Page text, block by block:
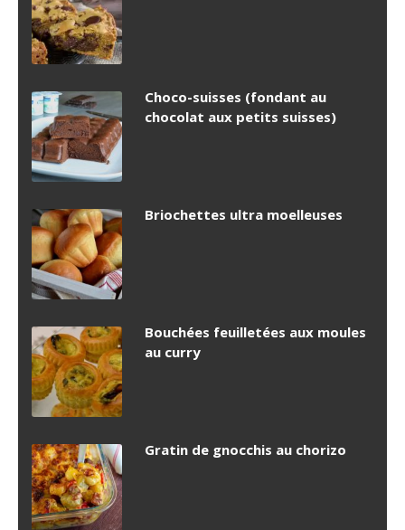
Choco-suisses (fondant au
chocolat aux petits suisses)
Briochettes ultra moelleuses
Bouchées feuilletées aux moules
au curry
Gratin de gnocchis au chorizo